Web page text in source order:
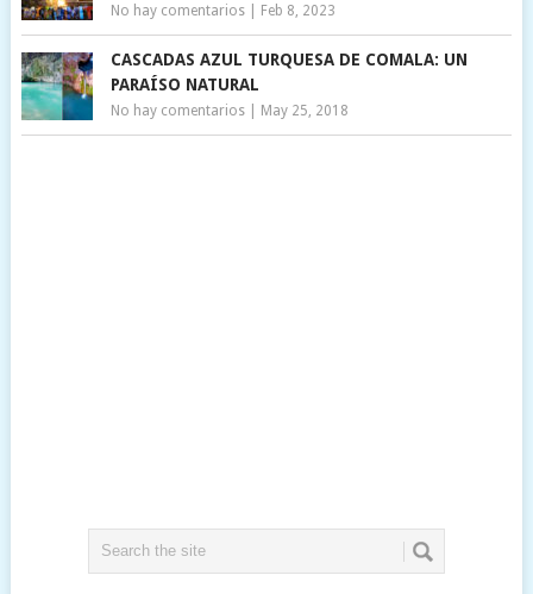
No hay comentarios| Feb 8, 2023
CASCADAS AZUL TURQUESA DE COMALA: UN
PARAÍSO NATURAL
No hay comentarios| May 25, 2018